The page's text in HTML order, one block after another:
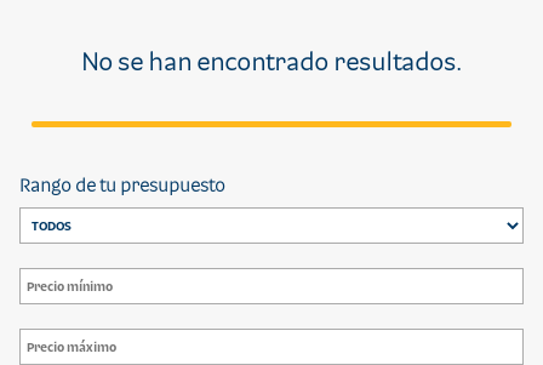
No se han encontrado resultados.
Rango de tu presupuesto